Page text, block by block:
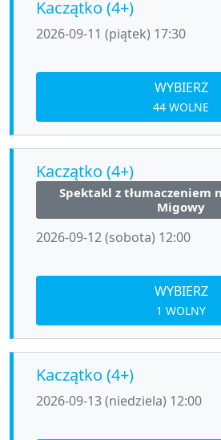
Kaczątko (4+)
2026-09-11 (piątek) 17:30
WYBIERZ
44 WOLNE
Kaczątko (4+)
Spektakl z tłumaczeniem
Migowy
2026-09-12 (sobota) 12:00
WYBIERZ
1 WOLNY
Kaczątko (4+)
2026-09-13 (niedziela) 12:00